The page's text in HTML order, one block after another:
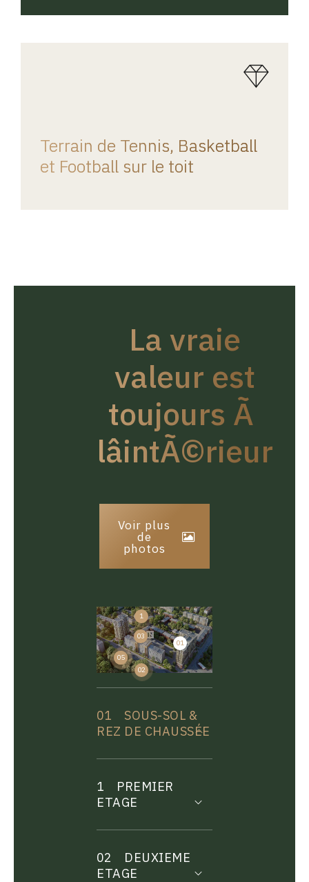
Terrain de Tennis, Basketball
et Football sur le toit
La vraie
valeur est
toujours Ã
lâintÃ©rieur
Voir plus
de
photos
01
1
02
03
04
05
01
SOUS-SOL &
REZ DE CHAUSSÉE
1
PREMIER
ETAGE
02
DEUXIEME
ETAGE